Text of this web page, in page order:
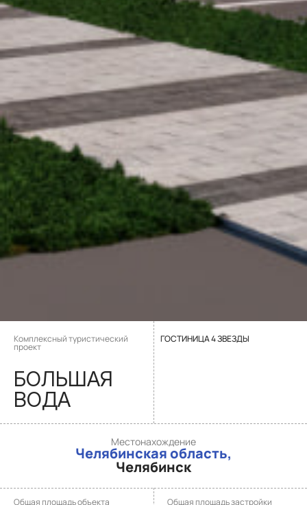
Комплексный туристический
проект
БОЛЬШАЯ
ВОДА
ГОСТИНИЦА 4 ЗВЕЗДЫ
Местонахождение
Челябинская область,
Челябинск
Общая площадь объекта Общая площадь застройки